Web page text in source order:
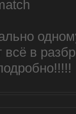
всё в